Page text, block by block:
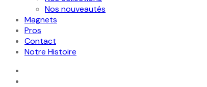
Nos nouveautés
Magnets
Pros
Contact
Notre Histoire